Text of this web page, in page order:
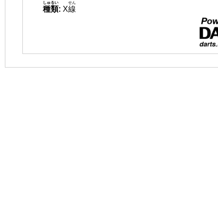
種類
しゅるい
: X線
せん